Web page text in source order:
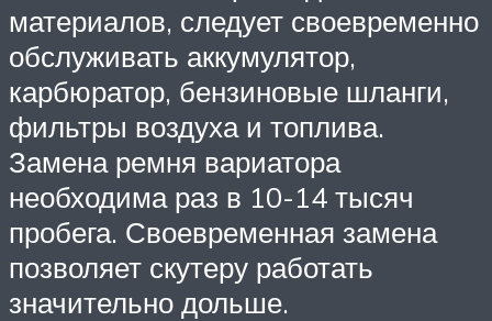
материалов, следует своевременно
обслуживать аккумулятор,
карбюратор, бензиновые шланги,
фильтры воздуха и топлива.
Замена ремня вариатора
необходима раз в 10-14 тысяч
пробега. Своевременная замена
позволяет скутеру работать
значительно дольше.